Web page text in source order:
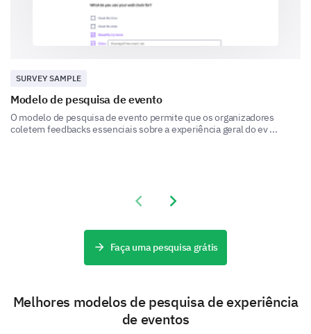
recent experience with our customer service?
Final Feedback
suggestions you have to improve our
SURVEY SAMPLE
Modelo de pesquisa de evento
O modelo de pesquisa de evento permite que os organizadores
coletem feedbacks essenciais sobre a experiência geral do ev ...
Previous slide
Next slide
Faça uma pesquisa grátis
Melhores modelos de pesquisa de experiência
de eventos